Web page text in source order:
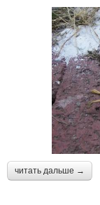
читать дальше →